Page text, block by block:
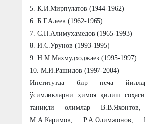
5. К.И.Мирпулатов (1944-1962)
6. Б.Г.Алеев (1962-1965)
7. С.Н.Алимухамедов (1965-1993)
8. И.С.Урунов (1993-1995)
9. Н.М.Махмудходжаев (1995-1997)
10. М.И.Рашидов (1997-2004)
Институтда бир неча
ўсимликларни ҳимоя қилиш
таниқли олимлар В.В.Яхонтов,
М.А.Каримов, Р.А.Олимжонов,